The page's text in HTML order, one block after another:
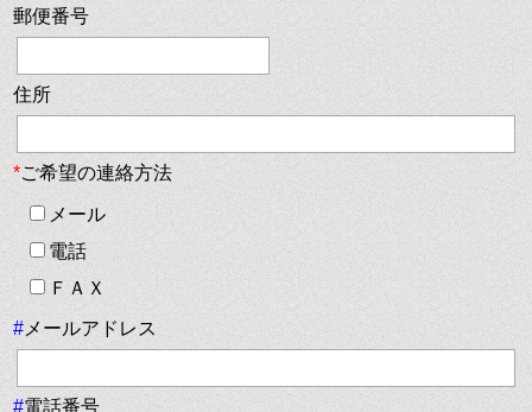
郵便番号
住所
*ご希望の連絡方法
メール
電話
ＦＡＸ
#メールアドレス
#電話番号